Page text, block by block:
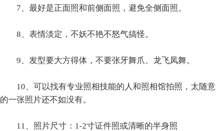
7、最好是正面照和前侧面照，避免全侧面照。
8、表情淡定，不妖不艳不怒气搞怪。
9、发型要大方得体，不要张牙舞爪、龙飞凤舞。
10、可以找有专业照相技能的人和照相馆拍照，太随意
的一张照片还不如没有。
11、照片尺寸：1-2寸证件照或清晰的半身照